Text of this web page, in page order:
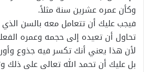
وكأن عمره عشرين سنة مثلاً.
فيجب عليك أن تتعامل معه بالسن
تحاول أن تعيده إلى حجمه وعمره
لأن هذا يعني أنك تكسر فيه جذوع
بل عليك أن تحمد الله تعالى على ذلك